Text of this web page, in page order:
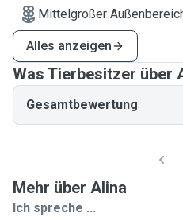
Mittelgroßer
Alles anzeigen
Was Tierbesitzer über
Gesamtbewertung
Mehr über Alina
Ich spreche ...